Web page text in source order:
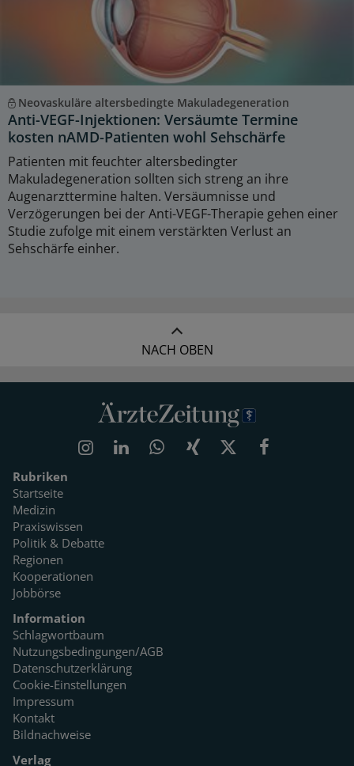
Neovaskuläre altersbedingte Makuladegeneration
Anti-VEGF-Injektionen: Versäumte Termine
kosten nAMD-Patienten wohl Sehschärfe
Patienten mit feuchter altersbedingter
Makuladegeneration sollten sich streng an ihre
Augenarzttermine halten. Versäumnisse und
Verzögerungen bei der Anti-VEGF-Therapie gehen einer
Studie zufolge mit einem verstärkten Verlust an
Sehschärfe einher.
NACH OBEN
Rubriken
Startseite
Medizin
Praxiswissen
Politik & Debatte
Regionen
Kooperationen
Jobbörse
Information
Schlagwortbaum
Nutzungsbedingungen/AGB
Datenschutzerklärung
Cookie-Einstellungen
Impressum
Kontakt
Bildnachweise
Verlag